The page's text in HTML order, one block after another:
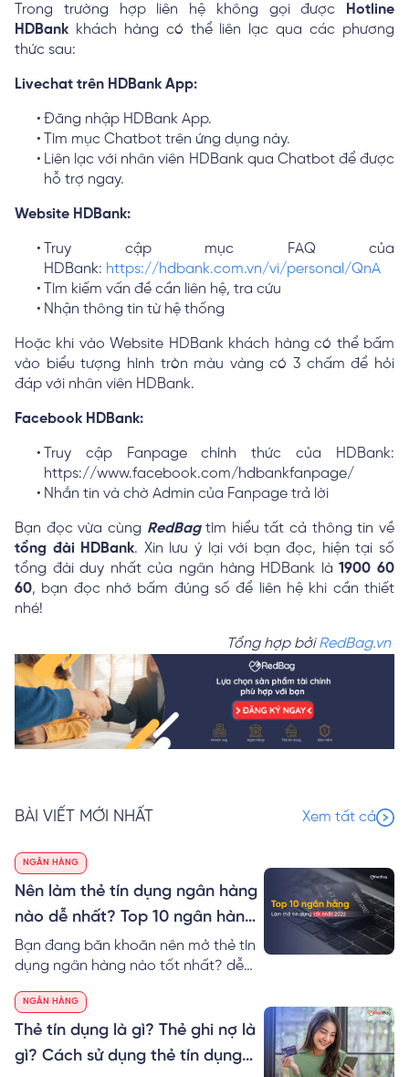
Trong trường hợp liên hệ không gọi được
Hotline
HDBank khách hàng có thể liên lạc qua các phương
thức sau:
Livechat trên HDBank App:
Đăng nhập HDBank App.
Tìm mục Chatbot trên ứng dụng này.
Liên lạc với nhân viên HDBank qua Chatbot để được
hỗ trợ ngay.
Website HDBank:
Truy cập mục FAQ của
HDBank: https://hdbank.com.vn/vi/personal/QnA
Tìm kiếm vấn đề cần liên hệ, tra cứu
Nhận thông tin từ hệ thống
Hoặc khi vào Website HDBank khách hàng có thể bấm
vào biểu tượng hình tròn màu vàng có 3 chấm để hỏi
đáp với nhân viên HDBank.
Facebook HDBank:
Truy cập Fanpage chính thức của HDBank:
https://www.facebook.com/hdbankfanpage/
Nhắn tin và chờ Admin của Fanpage trả lời
Bạn đọc vừa cùng RedBagtìm hiểu tất cả thông tin về
tổng đài HDBank. Xin lưu ý lại với bạn đọc, hiện tại số
tổng đài duy nhất của ngân hàng HDBank là1900 60
60, bạn đọc nhớ bấm đúng số để liên hệ khi cần thiết
nhé!
Tổng hợp bởiRedBag.vn
BÀI VIẾT MỚI NHẤT Xem tất cả
NGÂN HÀNG
Nên làm thẻ tín dụng ngân hàng
nào dễ nhất? Top 10 ngân hàng
làm thẻ tín dụng tốt nhất 2024
Bạn đang băn khoăn nên mở thẻ tín
dụng ngân hàng nào tốt nhất? dễ
thẻ tín dụng các ngân hàng cũng
như gợi ý Top 10 ngân hàng làm thẻ
tín dụng tốt nhất hiện nay.
NGÂN HÀNG
Thẻ tín dụng là gì? Thẻ ghi nợ là
gì? Cách sử dụng thẻ tín dụng